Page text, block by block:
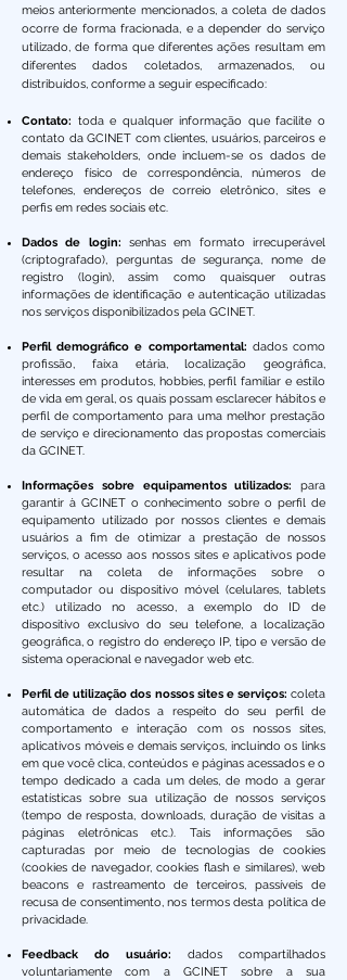
meios anteriormente mencionados, a coleta de dados
ocorre de forma fracionada, e a depender do serviço
utilizado, de forma que diferentes ações resultam em
diferentes dados coletados, armazenados, ou
distribuídos, conforme a seguir especificado:
Contato: toda e qualquer informação que facilite o
contato da GCINET com clientes, usuários, parceiros e
demais stakeholders, onde incluem-se os dados de
endereço físico de correspondência, números de
telefones, endereços de correio eletrônico, sites e
perfis em redes sociais etc.
Dados de login: senhas em formato irrecuperável
(criptografado), perguntas de segurança, nome de
registro (login), assim como quaisquer outras
informações de identificação e autenticação utilizadas
nos serviços disponibilizados pela GCINET.
Perfil demográfico e comportamental: dados como
profissão, faixa etária, localização geográfica,
interesses em produtos, hobbies, perfil familiar e estilo
de vida em geral, os quais possam esclarecer hábitos e
perfil de comportamento para uma melhor prestação
de serviço e direcionamento das propostas comerciais
da GCINET.
Informações sobre equipamentos utilizados: para
garantir à GCINET o conhecimento sobre o perfil de
equipamento utilizado por nossos clientes e demais
usuários a fim de otimizar a prestação de nossos
serviços, o acesso aos nossos sites e aplicativos pode
resultar na coleta de informações sobre o
computador ou dispositivo móvel (celulares, tablets
etc.) utilizado no acesso, a exemplo do ID de
dispositivo exclusivo do seu telefone, a localização
geográfica, o registro do endereço IP, tipo e versão de
sistema operacional e navegador web etc.
Perfil de utilização dos nossos sites e serviços: coleta
automática de dados a respeito do seu perfil de
comportamento e interação com os nossos sites,
aplicativos móveis e demais serviços, incluindo os links
em que você clica, conteúdos e páginas acessados e o
tempo dedicado a cada um deles, de modo a gerar
estatísticas sobre sua utilização de nossos serviços
(tempo de resposta, downloads, duração de visitas a
páginas eletrônicas etc.). Tais informações são
capturadas por meio de tecnologias de cookies
(cookies de navegador, cookies flash e similares), web
beacons e rastreamento de terceiros, passíveis de
recusa de consentimento, nos termos desta política de
privacidade.
Feedback do usuário: dados compartilhados
voluntariamente com a GCINET sobre a sua